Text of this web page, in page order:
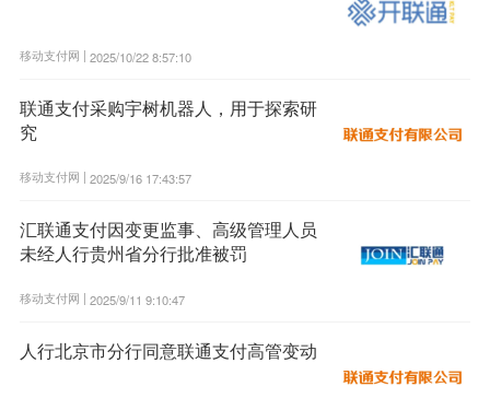
移动支付网 | 2025/10/22 8:57:10
联通支付采购宇树机器人，用于探索研
究
移动支付网 | 2025/9/16 17:43:57
汇联通支付因变更监事、高级管理人员
未经人行贵州省分行批准被罚
移动支付网 | 2025/9/11 9:10:47
人行北京市分行同意联通支付高管变动